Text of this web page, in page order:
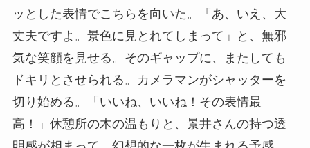
ッとした表情でこちらを向いた。「あ、いえ、大
丈夫ですよ。景色に見とれてしまって」と、無邪
気な笑顔を見せる。そのギャップに、またしても
ドキリとさせられる。カメラマンがシャッターを
切り始める。「いいね、いいね！その表情最
高！」休憩所の木の温もりと、景井さんの持つ透